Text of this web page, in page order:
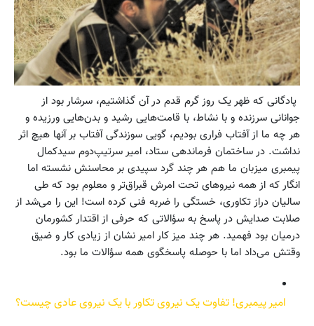
پادگانی که ظهر یک روز گرم قدم در آن گذاشتیم، سرشار بود از
جوانانی سرزنده و با نشاط، با قامت‌هایی رشید و بدن‌هایی ورزیده و
هر چه ما از آفتاب فراری بودیم، گویی سوزندگی آفتاب بر آنها هیچ اثر
نداشت. در ساختمان فرماندهی ستاد، امیر سرتیپ‌دوم سیدکمال
پیمبری میزبان ما هم هر چند گرد سپیدی بر محاسنش نشسته اما
انگار که از همه نیروهای تحت امرش قبراق‌تر و معلوم بود که طی
سالیان دراز تکاوری، خستگی را ضربه فنی کرده است! این را می‌شد از
صلابت صدایش در پاسخ به سؤالاتی که حرفی از اقتدار کشورمان
درمیان بود فهمید. هر چند میز کار امیر نشان از زیادی کار و ضیق
وقتش می‌داد اما با حوصله پاسخگوی همه سؤالات ما بود.
امیر پیمبری! تفاوت یک نیروی تکاور با یک نیروی عادی چیست؟